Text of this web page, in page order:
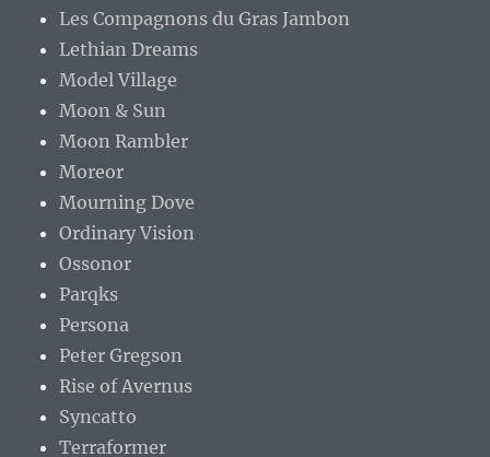
Les Compagnons du Gras Jambon
Lethian Dreams
Model Village
Moon & Sun
Moon Rambler
Moreor
Mourning Dove
Ordinary Vision
Ossonor
Parqks
Persona
Peter Gregson
Rise of Avernus
Syncatto
Terraformer